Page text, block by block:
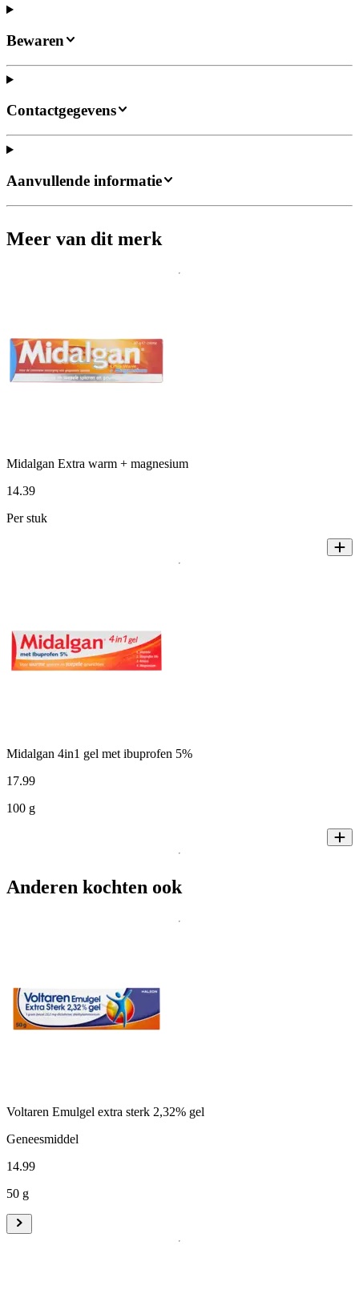
Bewaren
Contactgegevens
Aanvullende informatie
Meer van dit merk
Midalgan Extra warm + magnesium
14.39
Per stuk
Midalgan 4in1 gel met ibuprofen 5%
17.99
100 g
Anderen kochten ook
Voltaren Emulgel extra sterk 2,32% gel
Geneesmiddel
14.99
50 g